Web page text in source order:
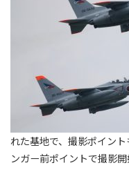
れた基地で、撮影ポイン
ンガー前ポイントで撮影開